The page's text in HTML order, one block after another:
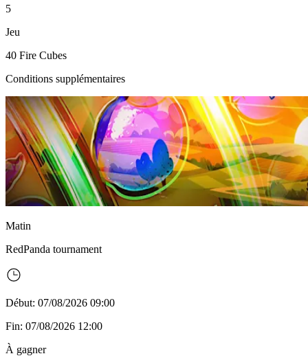
5
Jeu
40 Fire Cubes
Conditions supplémentaires
Matin
RedPanda tournament
Début: 07/08/2026 09:00
Fin: 07/08/2026 12:00
À gagner